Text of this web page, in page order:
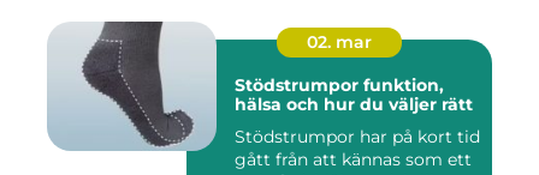
02. mar
Stödstrumpor funktion,
hälsa och hur du väljer rätt
Stödstrumpor har på kort tid
gått från att kännas som ett